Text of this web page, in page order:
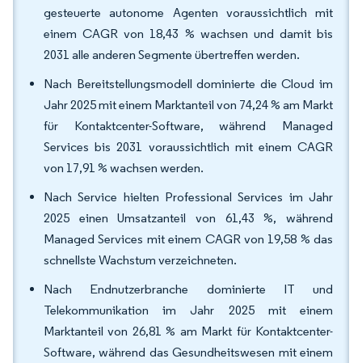
gesteuerte autonome Agenten voraussichtlich mit
einem CAGR von 18,43 % wachsen und damit bis
2031 alle anderen Segmente übertreffen werden.
Nach Bereitstellungsmodell dominierte die Cloud im
Jahr 2025 mit einem Marktanteil von 74,24 % am Markt
für Kontaktcenter-Software, während Managed
Services bis 2031 voraussichtlich mit einem CAGR
von 17,91 % wachsen werden.
Nach Service hielten Professional Services im Jahr
2025 einen Umsatzanteil von 61,43 %, während
Managed Services mit einem CAGR von 19,58 % das
schnellste Wachstum verzeichneten.
Nach Endnutzerbranche dominierte IT und
Telekommunikation im Jahr 2025 mit einem
Marktanteil von 26,81 % am Markt für Kontaktcenter-
Software, während das Gesundheitswesen mit einem